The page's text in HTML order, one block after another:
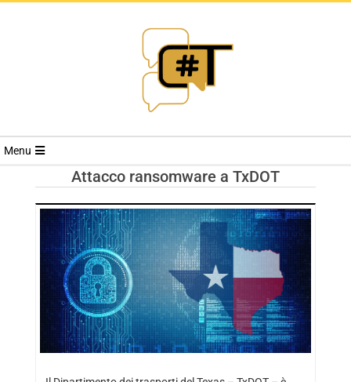
RIVISTA
TRENDS
Menu
Attacco ransomware a TxDOT